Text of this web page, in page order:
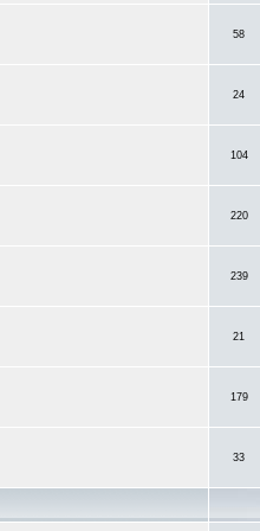
58
24
104
220
239
21
179
33